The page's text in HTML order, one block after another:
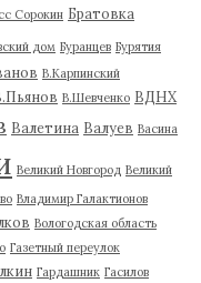
Сорокин Братовка
дом Буранцев Бурятия
В.Карпинский
В.Шевченко ВДНХ
Валетина Валуев Васина
Великий Новгород Великий
Владимир Галактионов
Вологодская область
Газетный переулок
Гардашник Гасилов